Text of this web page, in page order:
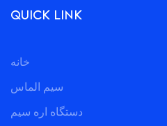
QUICK LINK
خانه
سیم الماس
دستگاه اره سیم